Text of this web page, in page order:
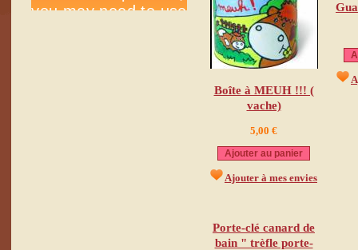
Boîte à MEUH !!! (
vache)
5,00 €
Ajouter au panier
Ajouter à mes envies
Porte-clé canard de
bain " trèfle porte-